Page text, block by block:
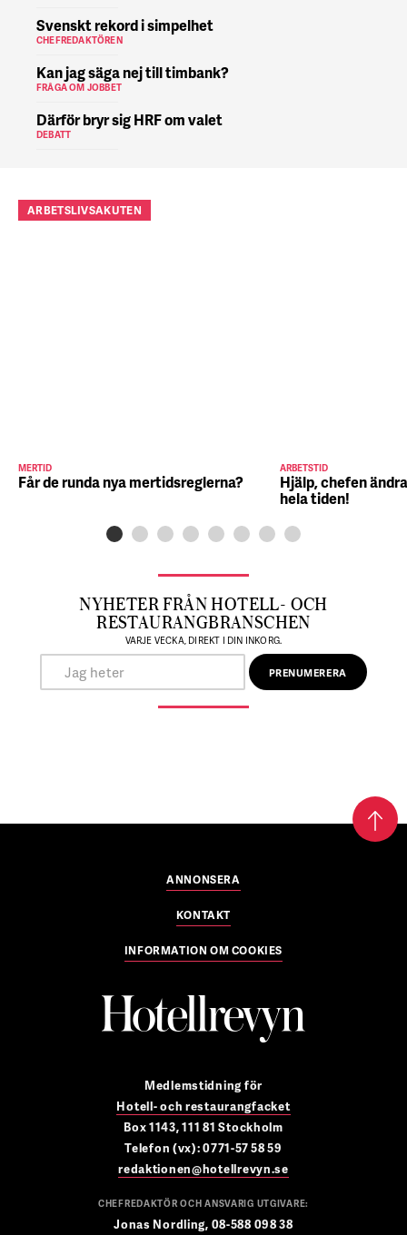
Svenskt rekord i simpelhet
CHEFREDAKTÖREN
Kan jag säga nej till timbank?
FRÅGA OM JOBBET
Därför bryr sig HRF om valet
DEBATT
ARBETSLIVSAKUTEN
MERTID
Får de runda nya mertidsreglerna?
ARBETSTID
Hjälp, chefen
hela tiden!
NYHETER FRÅN HOTELL- OCH
RESTAURANGBRANSCHEN
VARJE VECKA, DIREKT I DIN INKORG.
ANNONSERA
KONTAKT
INFORMATION OM COOKIES
Medlemstidning för
Hotell- och restaurangfacket
Box 1143, 111 81 Stockholm
Telefon (vx): 0771-57 58 59
redaktionen@hotellrevyn.se
CHEFREDAKTÖR OCH ANSVARIG UTGIVARE:
Jonas Nordling, 08-588 098 38